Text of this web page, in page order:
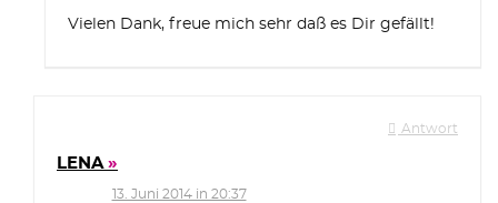
Vielen Dank, freue mich sehr daß es Dir gefällt!
Antwort
LENA
13. Juni 2014 in 20:37